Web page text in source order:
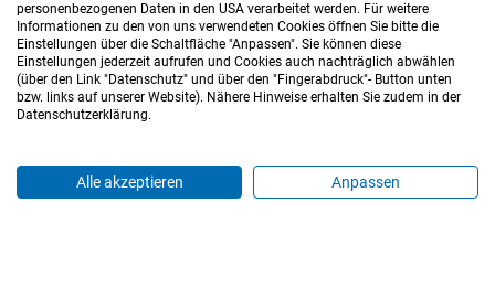
Impressum Datenschutz Barrierefreiheitserklärung
Hinweisgeberkanal Blog Mitarbeiter*innen
personenbezogenen Daten in den USA verarbeitet werden. Für weitere
Informationen zu den von uns verwendeten Cookies öffnen Sie bitte die
Einstellungen über die Schaltfläche "Anpassen". Sie können diese
Einstellungen jederzeit aufrufen und Cookies auch nachträglich abwählen
(über den Link "Datenschutz" und über den "Fingerabdruck"- Button unten
bzw. links auf unserer Website). Nähere Hinweise erhalten Sie zudem in der
Datenschutzerklärung.
Alle akzeptieren Anpassen